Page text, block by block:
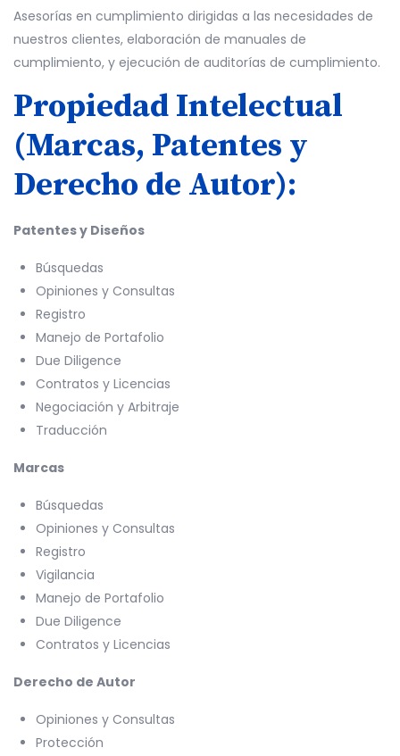
Asesorías en cumplimiento dirigidas a las necesidades de
nuestros clientes, elaboración de manuales de
cumplimiento, y ejecución de auditorías de cumplimiento.
Propiedad Intelectual
(Marcas, Patentes y
Derecho de Autor):
Patentes y Diseños
Búsquedas
Opiniones y Consultas
Registro
Manejo de Portafolio
Due Diligence
Contratos y Licencias
Negociación y Arbitraje
Traducción
Marcas
Búsquedas
Opiniones y Consultas
Registro
Vigilancia
Manejo de Portafolio
Due Diligence
Contratos y Licencias
Derecho de Autor
Opiniones y Consultas
Protección